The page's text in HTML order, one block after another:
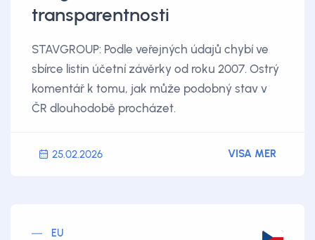
transparentnosti
STAVGROUP: Podle veřejných údajů chybí ve
sbírce listin účetní závěrky od roku 2007. Ostrý
komentář k tomu, jak může podobný stav v
ČR dlouhodobě procházet.
25.02.2026 VISA MER
EU